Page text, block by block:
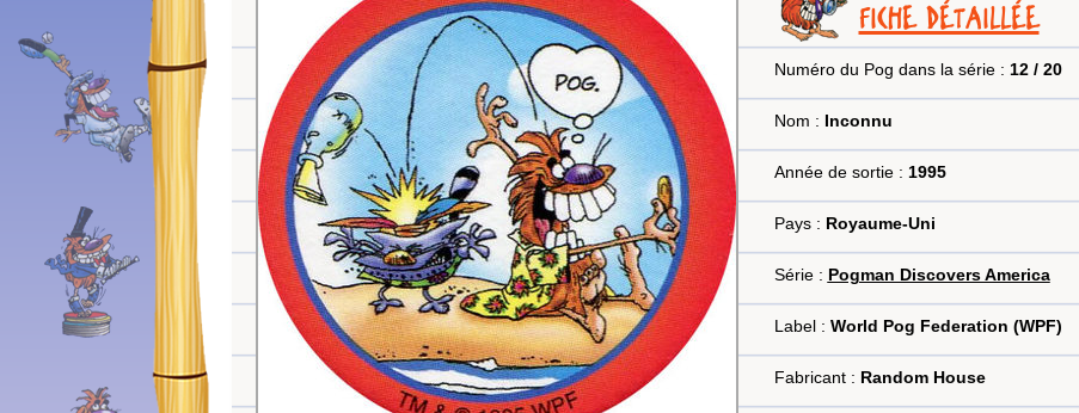
FICHE DÉTAILLÉE
Numéro du Pog dans la série : 12 / 20
Nom : Inconnu
Année de sortie : 1995
Pays : Royaume-Uni
Série : Pogman Discovers America
Label : World Pog Federation (WPF)
Fabricant : Random House